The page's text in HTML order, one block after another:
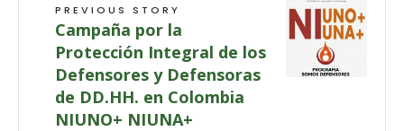
PREVIOUS STORY
Campaña por la
Protección Integral de los
Defensores y Defensoras
de DD.HH. en Colombia
NIUNO+ NIUNA+